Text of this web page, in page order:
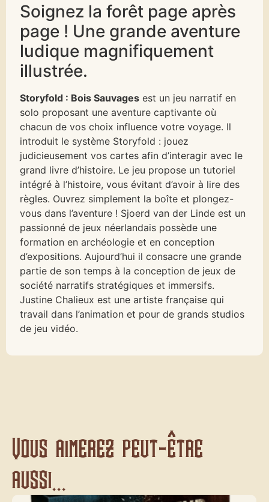
Soignez la forêt page après
page ! Une grande aventure
ludique magnifiquement
illustrée.
Storyfold : Bois Sauvages est un jeu narratif en
solo proposant une aventure captivante où
chacun de vos choix influence votre voyage. Il
introduit le système Storyfold : jouez
judicieusement vos cartes afin d’interagir avec le
grand livre d’histoire. Le jeu propose un tutoriel
intégré à l’histoire, vous évitant d’avoir à lire des
règles. Ouvrez simplement la boîte et plongez-
vous dans l’aventure ! Sjoerd van der Linde est un
passionné de jeux néerlandais possède une
formation en archéologie et en conception
d’expositions. Aujourd’hui il consacre une grande
partie de son temps à la conception de jeux de
société narratifs stratégiques et immersifs.
Justine Chalieux est une artiste française qui
travail dans l’animation et pour de grands studios
de jeu vidéo.
Vous aimerez peut-être
aussi...